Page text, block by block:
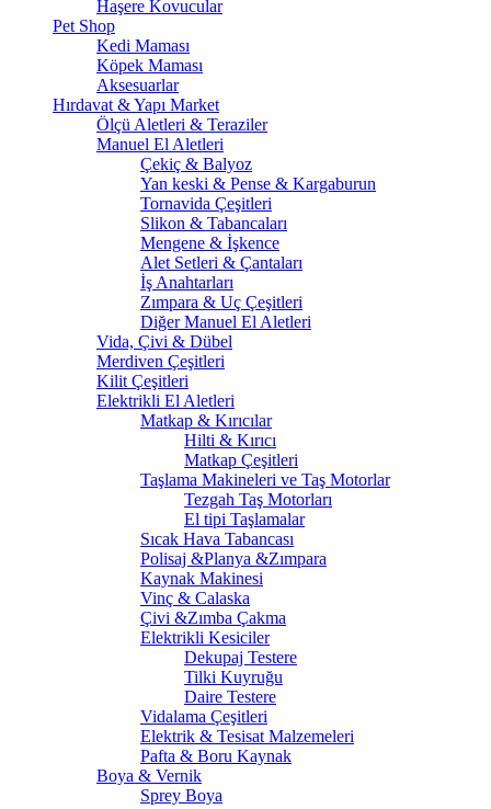
Haşere Kovucular
Pet Shop
Kedi Maması
Köpek Maması
Aksesuarlar
Hırdavat & Yapı Market
Ölçü Aletleri & Teraziler
Manuel El Aletleri
Çekiç & Balyoz
Yan keski & Pense & Kargaburun
Tornavida Çeşitleri
Slikon & Tabancaları
Mengene & İşkence
Alet Setleri & Çantaları
İş Anahtarları
Zımpara & Uç Çeşitleri
Diğer Manuel El Aletleri
Vida, Çivi & Dübel
Merdiven Çeşitleri
Kilit Çeşitleri
Elektrikli El Aletleri
Matkap & Kırıcılar
Hilti & Kırıcı
Matkap Çeşitleri
Taşlama Makineleri ve Taş Motorlar
Tezgah Taş Motorları
El tipi Taşlamalar
Sıcak Hava Tabancası
Polisaj &Planya &Zımpara
Kaynak Makinesi
Vinç & Calaska
Çivi &Zımba Çakma
Elektrikli Kesiciler
Dekupaj Testere
Tilki Kuyruğu
Daire Testere
Vidalama Çeşitleri
Elektrik & Tesisat Malzemeleri
Pafta & Boru Kaynak
Boya & Vernik
Sprey Boya